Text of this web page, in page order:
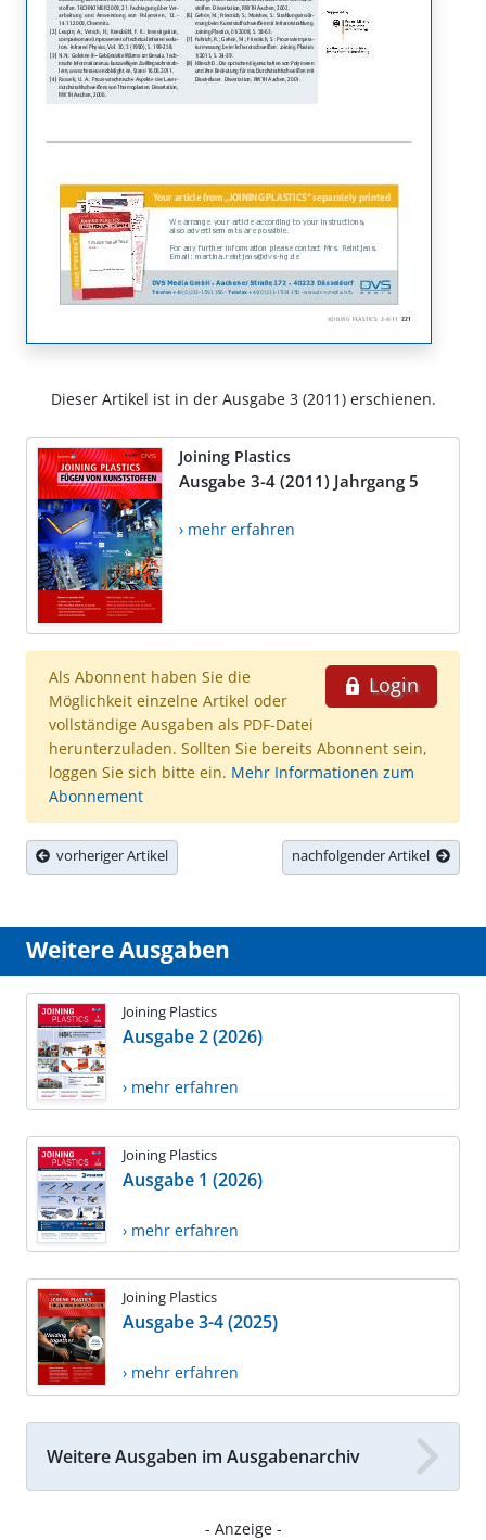
Dieser Artikel ist in der Ausgabe 3 (2011) erschienen.
Joining Plastics
Ausgabe 3-4 (2011) Jahrgang 5
› mehr erfahren
Login
Als Abonnent haben Sie die
Möglichkeit einzelne Artikel oder
vollständige Ausgaben als PDF-Datei
herunterzuladen. Sollten Sie bereits Abonnent sein,
loggen Sie sich bitte ein. Mehr Informationen zum
Abonnement
vorheriger Artikel nachfolgender Artikel
Weitere Ausgaben
Joining Plastics
Ausgabe 2 (2026)
› mehr erfahren
Joining Plastics
Ausgabe 1 (2026)
› mehr erfahren
Joining Plastics
Ausgabe 3-4 (2025)
› mehr erfahren
Weitere Ausgaben im Ausgabenarchiv
- Anzeige -